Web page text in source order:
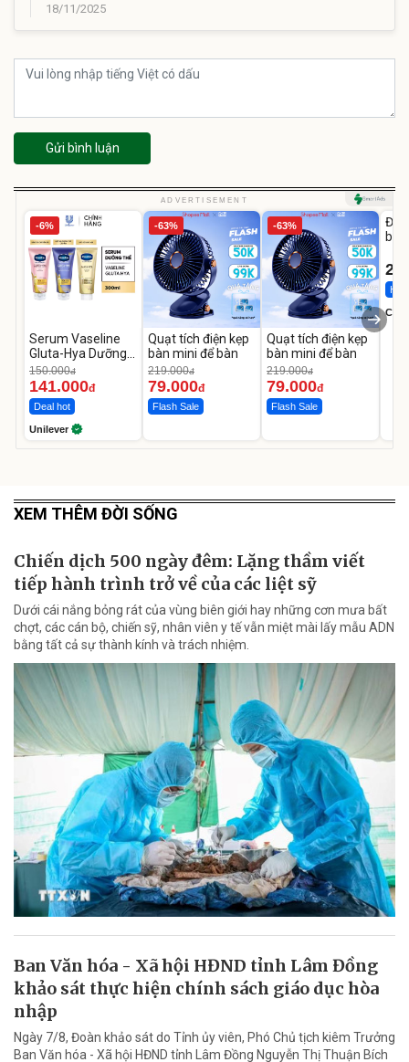
18/11/2025
Gửi bình luận
ADVERTISEMENT
-6%
Serum Vaseline
Gluta-Hya Dưỡng
Da Sáng Mịn Sau 7
Ngày
150.000đ
141.000đ
Deal hot
Unilever
-63%
Quạt tích điện kẹp
bàn mini để bàn
219.000đ
79.000đ
Flash Sale
-63%
Quạt tích điện kẹp
bàn mini để bàn
219.000đ
79.000đ
Flash Sale
Đai
bé
Hot
XEM THÊM ĐỜI SỐNG
Chiến dịch 500 ngày đêm: Lặng thầm viết
tiếp hành trình trở về của các liệt sỹ
Dưới cái nắng bỏng rát của vùng biên giới hay những cơn mưa bất
chợt, các cán bộ, chiến sỹ, nhân viên y tế vẫn miệt mài lấy mẫu ADN
bằng tất cả sự thành kính và trách nhiệm.
Ban Văn hóa - Xã hội HĐND tỉnh Lâm Đồng
khảo sát thực hiện chính sách giáo dục hòa
nhập
Ngày 7/8, Đoàn khảo sát do Tỉnh ủy viên, Phó Chủ tịch kiêm Trưởng
Ban Văn hóa - Xã hội HĐND tỉnh Lâm Đồng Nguyễn Thị Thuận Bích